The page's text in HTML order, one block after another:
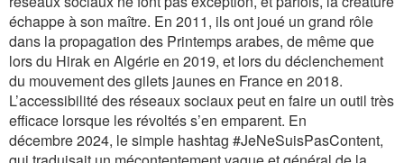
échappe à son maître. En 2011, ils ont joué un grand rôle
dans la propagation des Printemps arabes, de même que
lors du Hirak en Algérie en 2019, et lors du déclenchement
du mouvement des gilets jaunes en France en 2018.
L’accessibilité des réseaux sociaux peut en faire un outil très
efficace lorsque les révoltés s’en emparent. En
décembre 2024, le simple hashtag #JeNeSuisPasContent,